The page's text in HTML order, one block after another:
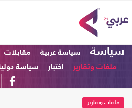
سياسة سياسة عربية مقابلات
ملفات وتقارير
اختبار سياسة
ملفات وتقارير